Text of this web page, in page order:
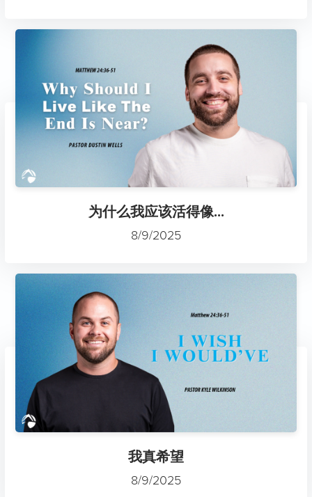
为什么我应该活得像...
8/9/2025
我真希望
8/9/2025